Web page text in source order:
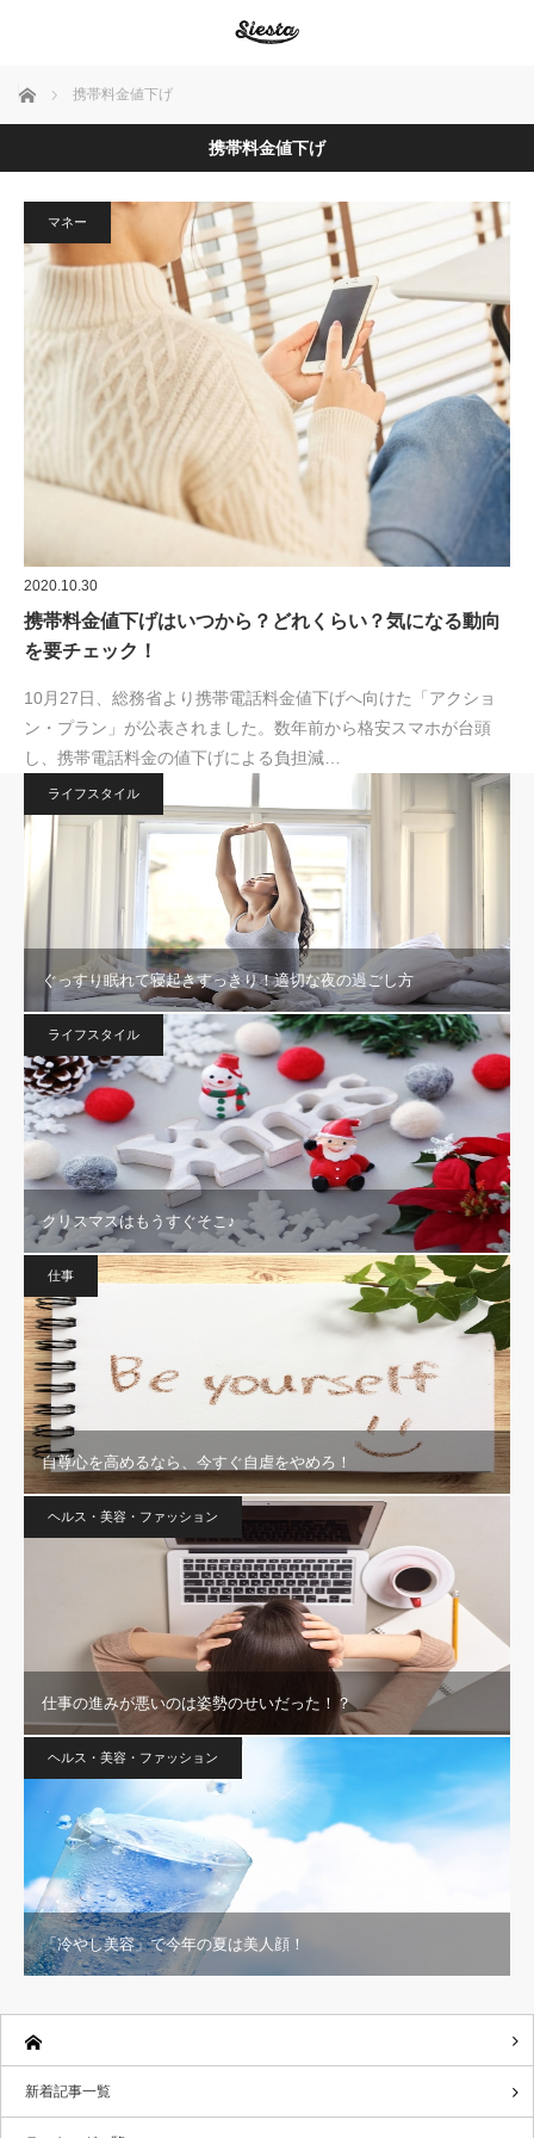
ホーム 携帯料金値下げ
携帯料金値下げ
マネー
2020.10.30
携帯料金値下げはいつから？どれくらい？気になる動向
を要チェック！
10月27日、総務省より携帯電話料金値下げへ向けた「アクショ
ン・プラン」が公表されました。数年前から格安スマホが台頭
し、携帯電話料金の値下げによる負担減…
ライフスタイル
ぐっすり眠れて寝起きすっきり！適切な夜の過ごし方
ライフスタイル
クリスマスはもうすぐそこ♪
仕事
自尊心を高めるなら、今すぐ自虐をやめろ！
ヘルス・美容・ファッション
仕事の進みが悪いのは姿勢のせいだった！？
ヘルス・美容・ファッション
「冷やし美容」で今年の夏は美人顔！
新着記事一覧